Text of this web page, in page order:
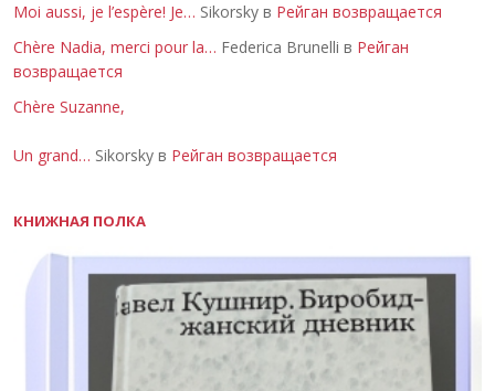
Moi aussi, je l’espère! Je… Sikorsky в Рейган возвращается
Chère Nadia, merci pour la… Federica Brunelli в Рейган
возвращается
Chère Suzanne,
Un grand… Sikorsky в Рейган возвращается
КНИЖНАЯ ПОЛКА